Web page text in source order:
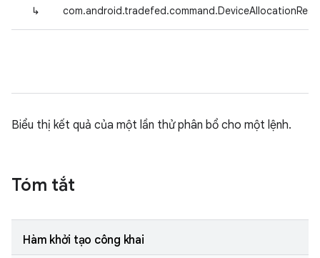
↳
Biểu thị kết quả của một lần thử phân bổ cho một lệnh.
Tóm tắt
Hàm khởi tạo công khai